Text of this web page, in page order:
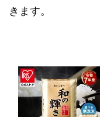
きます。